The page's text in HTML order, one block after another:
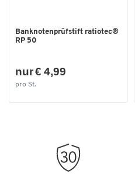
Banknotenprüfstift ratiotec®
RP 50
nur € 4,99
pro St.